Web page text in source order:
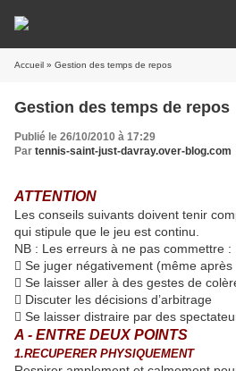
Accueil » Gestion des temps de repos
Gestion des temps de repos
Publié le 26/10/2010 à 17:29
Par tennis-saint-just-davray.over-blog.com
ATTENTION
Les conseils suivants doivent tenir
qui stipule que le jeu est continu.
NB : Les erreurs à ne pas commettre :
 Se juger négativement (même
 Se laisser aller à des gestes de
 Discuter les décisions d’arbitrage
 Se laisser distraire par des
A - ENTRE DEUX POINTS
1.RECUPERER PHYSIQUEMENT